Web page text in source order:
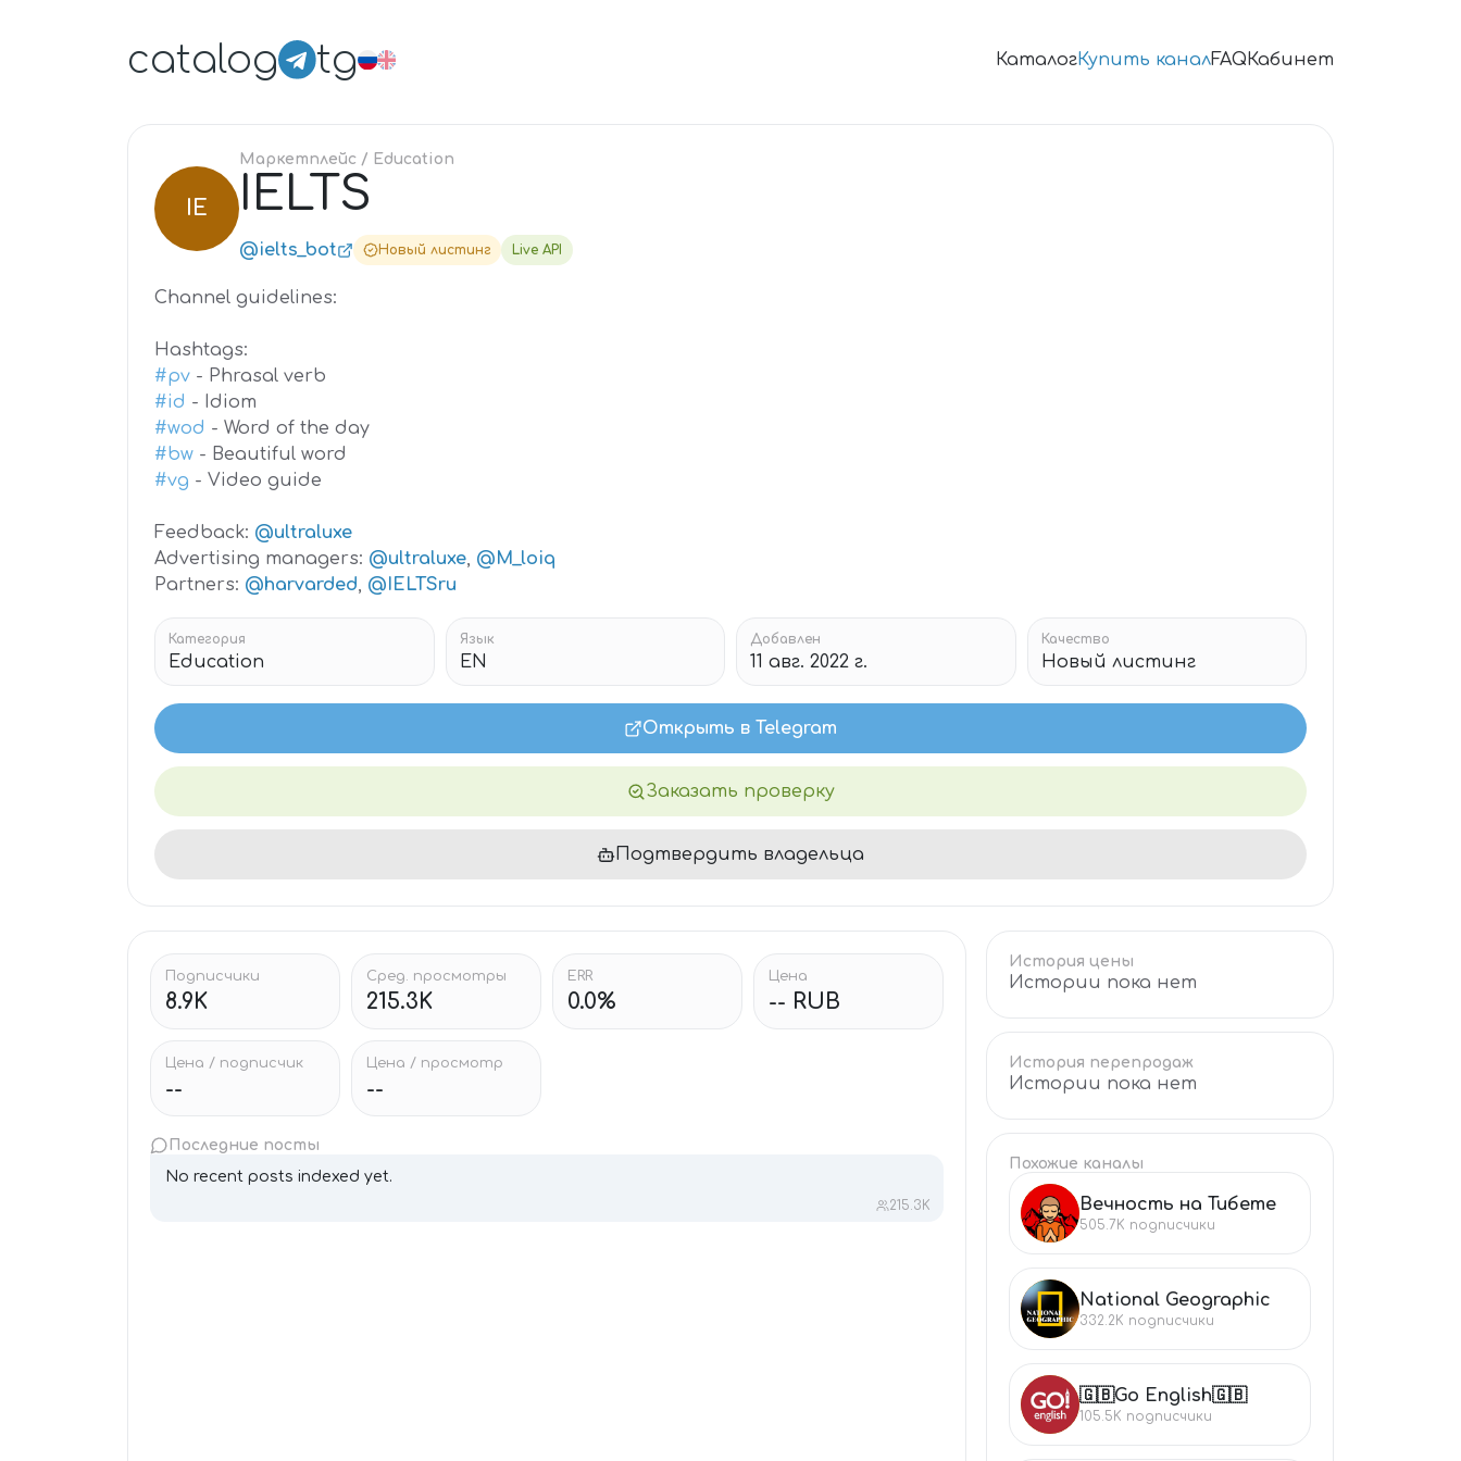
catalog tg КаталогКупить каналFAQКабинет
IE
Маркетплейс / Education
IELTS
@ielts_bot Новый листинг Live API
Channel guidelines:
Hashtags:
#pv - Phrasal verb
#id - Idiom
#wod - Word of the day
#bw - Beautiful word
#vg - Video guide
Feedback: @ultraluxe
Advertising managers: @ultraluxe, @M_loiq
Partners: @harvarded, @IELTSru
Категория
Education
Язык
EN
Добавлен
11 авг. 2022 г.
Качество
Новый листинг
Открыть в Telegram
Заказать проверку
Подтвердить владельца
Подписчики
8.9K
Сред. просмотры
215.3K
ERR
0.0%
Цена
-- RUB
Цена / подписчик
--
Цена / просмотр
--
Последние посты
No recent posts indexed yet.
215.3K
История цены
Истории пока нет
История перепродаж
Истории пока нет
Похожие каналы
ВЕ Вечность на Тибете
505.7K подписчики
NA National Geographic
332.2K подписчики
🇬 🇬🇧Go English🇬🇧
105.5K подписчики